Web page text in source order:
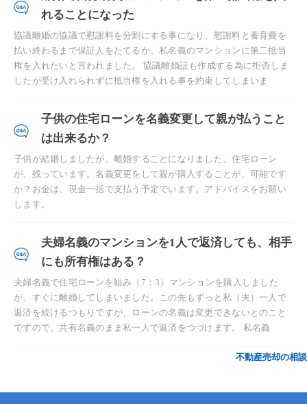
れることになった
協議離婚の協議で慰謝料を分割にする事になり、慰謝料と養育費を
払い終わるまで保証人をたてるか、私名義のマンションに第二抵当
権を入れたいと言われました。 協議離婚証も作成する為に拒否しま
したが受け入れられずに抵当権を入れる事を約束してしまいま
子供の住宅ローンを名義変更して親が払うこと
は出来るか？
子供が結婚しましたが、離婚することになりました。住宅ローン
が、残っています。名義変更をして親が購入することが、可能です
か？お金は、現金一括で支払う予定でいます。アドバイスをお願い
します。
夫婦名義のマンションを1人で返済しても、相手
にも所有権はある？
夫婦名義で住宅ローンを組み（7：3）マンションを購入しました
が、すぐに離婚してしまいました。この先もずっと私（夫）一人で
返済を続けるつもりですが、ローンの名義は変更できないとのこと
ですので、共有名義のまま私一人で返済をつづけます。 私名義
不動産売却の相談